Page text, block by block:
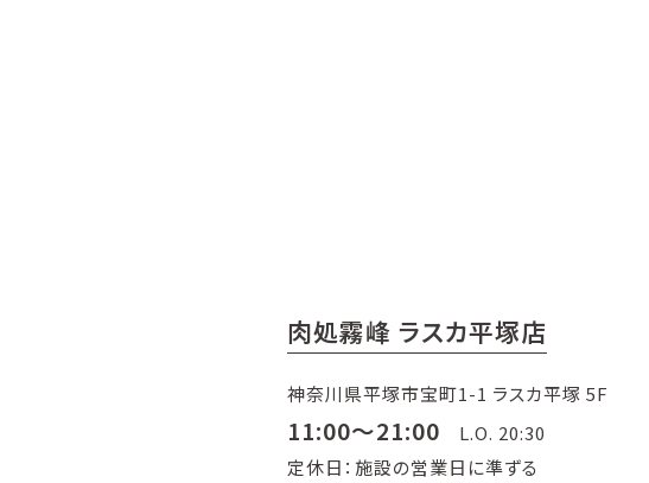
肉処霧峰 ラスカ平塚店
神奈川県平塚市宝町1-1 ラスカ平塚 5F
11:00～21:00 L.O. 20:30
定休日：施設の営業日に準ずる